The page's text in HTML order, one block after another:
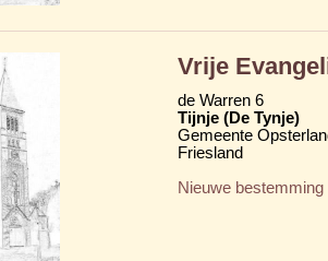
Vrije
de Warren 6
Tijnje (De Tynje)
Gemeente
Friesland
Nieuwe bestemming